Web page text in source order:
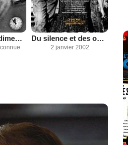
La Quatrième dimension Du silence et des ombres
2 janvier 2002